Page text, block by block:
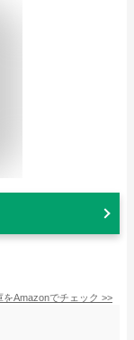
をAmazonでチェック >>